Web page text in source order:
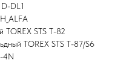
DL1
TOREX STS T-82
TOREX STS T-87/S6
4N